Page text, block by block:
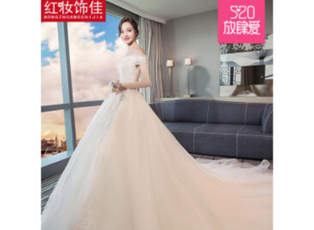
の新婦の結婚します
秋冬のチャイナドレ
スの中華風の長袖の
モデルの古代のワイ
ンの赤色S。
レスサテンプリンセ
スドリームエレガン
ト上品ドレインウェ
ディング浅黄ロング
スカートrong款XL
ドプリンセスドリー
ム長袖レレス新婦ド
レンウエディングド
レス1.2メートルプラ
スドレンS